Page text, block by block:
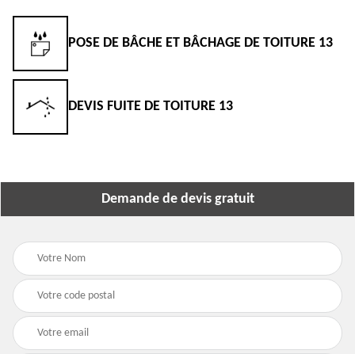
POSE DE BÂCHE ET BÂCHAGE DE TOITURE 13
DEVIS FUITE DE TOITURE 13
Demande de devis gratuit